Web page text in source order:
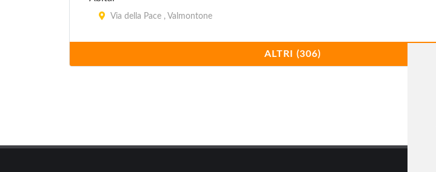
Via della Pace , Valmontone
Via della Pace , Valmontone
Adn
ALTRI (306)